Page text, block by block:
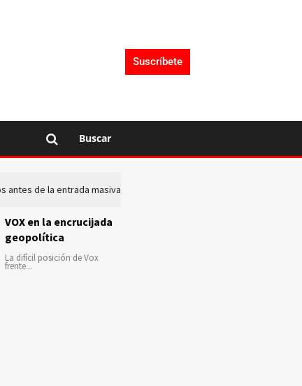
Suscríbete
Buscar
antes de la entrada masiva de inmigrantes en Ceuta
VOX en la encrucijada
geopolítica
La difícil posición de Vox
frente...